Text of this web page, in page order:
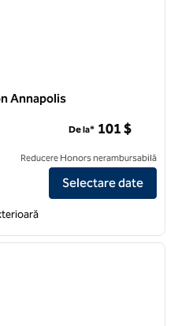
Annapolis
by Hilton, Annapolis
De la* 101 $
Reducere Honors nerambursabilă
Selectare date